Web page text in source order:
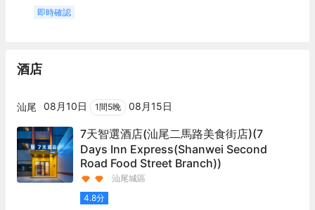
即時確認
酒店
汕尾 08月10日 1間5晚 08月15日
7天智選酒店(汕尾二馬路美食街店)(7
Days Inn Express(Shanwei Second
Road Food Street Branch))
汕尾城區
4.8分